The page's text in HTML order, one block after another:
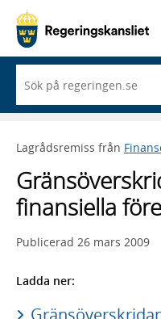
du
börjar
skriva
framträder
lista
med
sökförslag
Lagrådsremiss från
finansiella
Publicerad 26 mars 2009
Ladda ner: